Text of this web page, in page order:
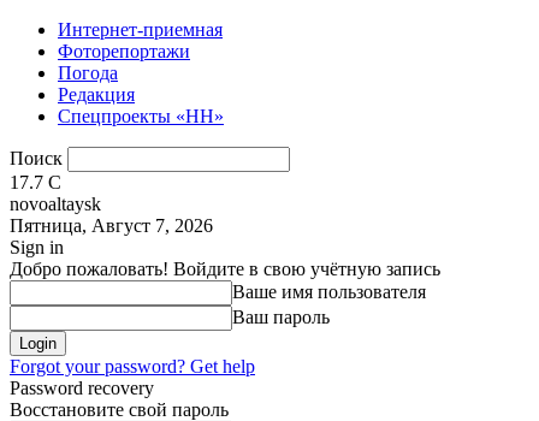
Интернет-приемная
Фоторепортажи
Погода
Редакция
Спецпроекты «НН»
Поиск
17.7 C
novoaltaysk
Пятница, Август 7, 2026
Sign in
Добро пожаловать! Войдите в свою учётную запись
Ваше имя пользователя
Ваш пароль
Forgot your password? Get help
Password recovery
Восстановите свой пароль